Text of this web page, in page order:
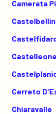
Camerata
Cerreto
Chiaravalle